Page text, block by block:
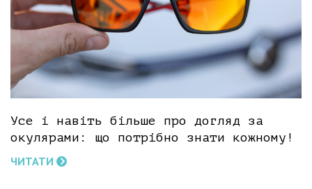
Усе і навіть більше про догляд за
окулярами: що потрібно знати кожному!
ЧИТАТИ